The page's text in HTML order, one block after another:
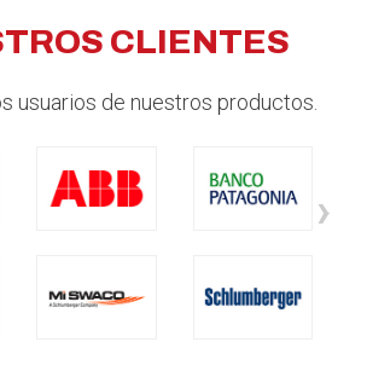
CLIENTES
usuarios de nuestros productos.
›